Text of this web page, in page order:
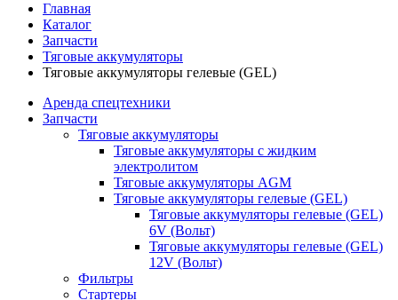
Главная
Каталог
Запчасти
Тяговые аккумуляторы
Тяговые аккумуляторы гелевые (GEL)
Аренда спецтехники
Запчасти
Тяговые аккумуляторы
Тяговые аккумуляторы с жидким
электролитом
Тяговые аккумуляторы AGM
Тяговые аккумуляторы гелевые (GEL)
Тяговые аккумуляторы гелевые (GEL)
6V (Вольт)
Тяговые аккумуляторы гелевые (GEL)
12V (Вольт)
Фильтры
Стартеры